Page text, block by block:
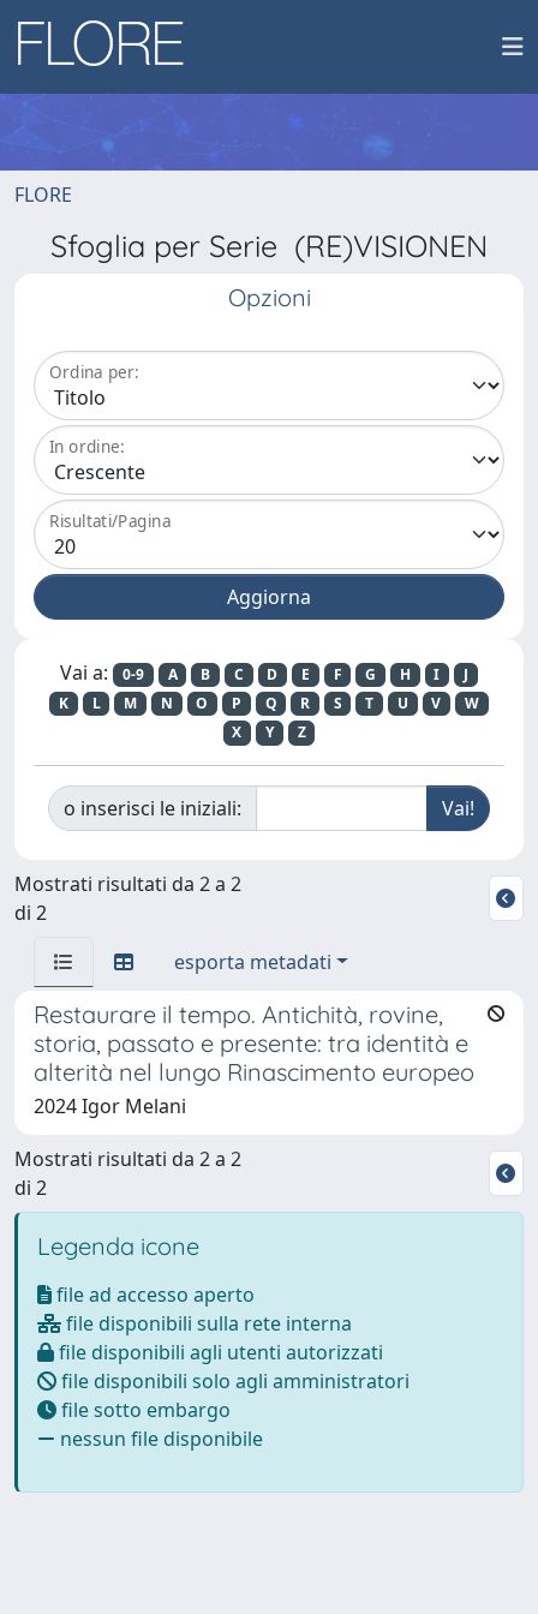
FLORE
Sfoglia per Serie (RE)VISIONEN
Opzioni
Ordina per:
In ordine:
Risultati/Pagina
Vai a: 0-9 A B C D E F G H I
J
K
L M N O P Q R S T U V
W
X
Y Z
o inserisci le iniziali:
Mostrati risultati da 2 a 2
di 2
esporta metadati
Restaurare il tempo. Antichità, rovine,
storia, passato e presente: tra identità e
alterità nel lungo Rinascimento europeo
2024 Igor Melani
Mostrati risultati da 2 a 2
di 2
Legenda icone
file ad accesso aperto
file disponibili sulla rete interna
file disponibili agli utenti autorizzati
file disponibili solo agli amministratori
file sotto embargo
nessun file disponibile